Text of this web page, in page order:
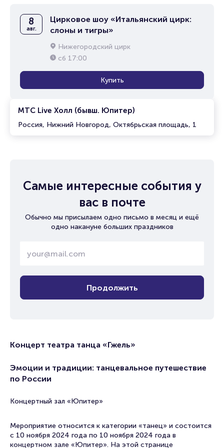
МТС Live Холл (бывш. Юпитер)
Россия, Нижний Новгород, Октябрьская площадь, 1
8
авг.
Цирковое шоу «Итальянский цирк:
слоны и тигры»
Нижегородский цирк
сб 17:00
Купить
Самые интересные события у
вас в почте
Обычно мы присылаем одно письмо в месяц и ещё
одно накануне больших праздников
Продолжить
Концерт театра танца «Гжель»
Эмоции и традиции: танцевальное путешествие
по России
Концертный зал «Юпитер»
Мероприятие относится к категории «танец» и состоится
с 10 ноября 2024 года по 10 ноября 2024 года в
концертном зале «Юпитер». На этой странице